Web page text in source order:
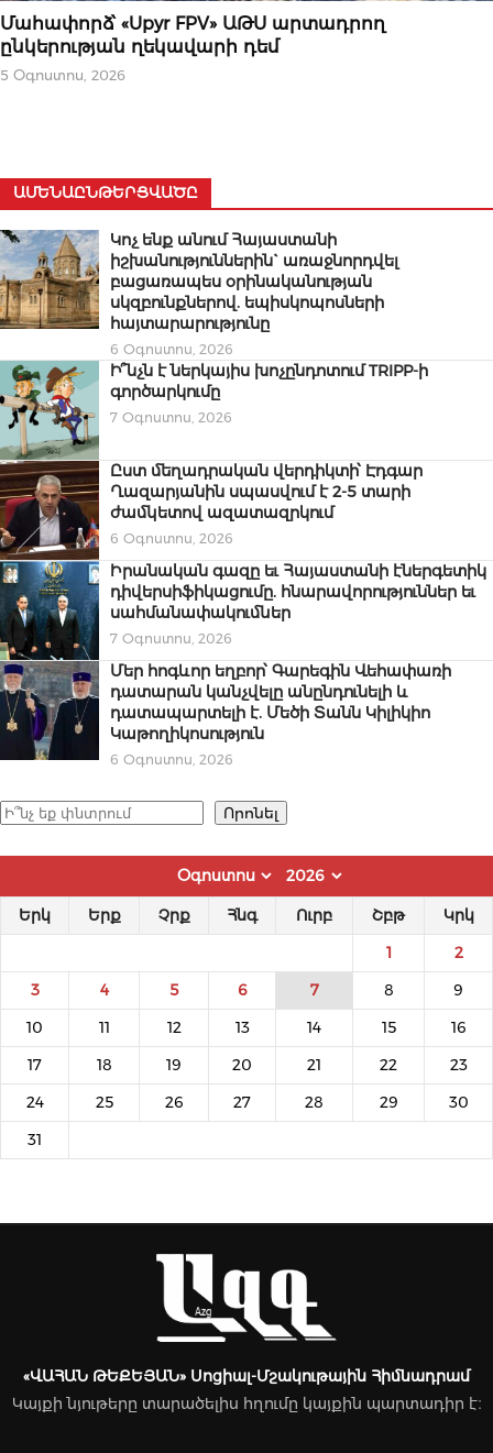
ՄԻՋԱԶԳԱՅԻՆ
Մահափորձ՝ «Upyr FPV» ԱԹՍ արտադրող
ընկերության ղեկավարի դեմ
5 Օգոստոս, 2026
ԱՄԵՆԱԸՆԹԵՐՑՎԱԾԸ
Կոչ ենք անում Հայաստանի
իշխանություններին` առաջնորդվել
բացառապես օրինականության
սկզբունքներով. եպիսկոպոսների
հայտարարությունը
6 Օգոստոս, 2026
Ի՞նչն է ներկայիս խոչընդոտում TRIPP-ի
գործարկումը
7 Օգոստոս, 2026
Ըստ մեղադրական վերդիկտի՝ Էդգար
Ղազարյանին սպասվում է 2-5 տարի
ժամկետով ազատազրկում
6 Օգոստոս, 2026
Իրանական գազը եւ Հայաստանի էներգետիկ
դիվերսիֆիկացումը. հնարավորություններ եւ
սահմանափակումներ
7 Օգոստոս, 2026
Մեր հոգևոր եղբոր՝ Գարեգին Վեհափառի
դատարան կանչվելը անընդունելի և
դատապարտելի է. Մեծի Տանն Կիլիկիո
Կաթողիկոսություն
6 Օգոստոս, 2026
Որոնել Որոնել
Երկ Երք Չրք Հնգ Ուրբ Շբթ Կրկ
1 2
3 4 5 6 7 8 9
10 11 12 13 14 15 16
17 18 19 20 21 22 23
24 25 26 27 28 29 30
31
«ՎԱՀԱՆ ԹԵՔԵՅԱՆ» Սոցիալ-Մշակութային Հիմնադրամ
Կայքի նյութերը տարածելիս հղումը կայքին պարտադիր է։